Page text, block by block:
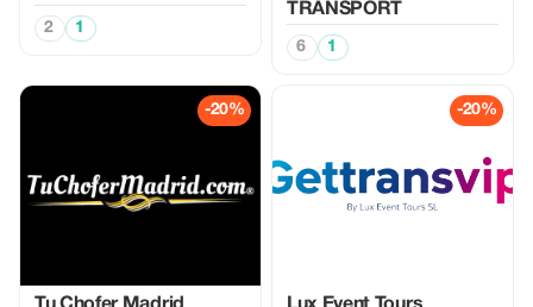
2 1
TRANSPORT
6 1
-20% -20%